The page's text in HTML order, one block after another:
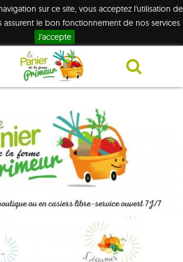
sur ce site, vous acceptez l'utilisation de
assurent le bon fonctionnement de nos services
J'accepte